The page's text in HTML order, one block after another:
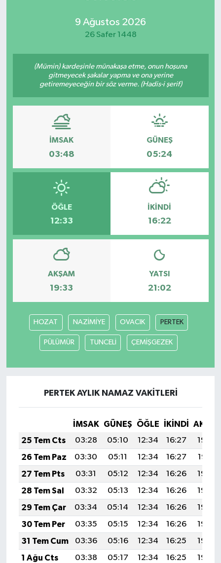
9 Ağustos 2026
26 Safer 1448
(Mümin) kardeşinle münakaşa etme, onun hoşuna
gitmeyecek şakalar yapma ve ona yerine
getiremeyeceğin bir söz verme. (Hadis-i şerif)
İMSAK
03:48
GÜNEŞ
05:24
ÖĞLE
12:33
İKINDI
16:22
AKŞAM
19:33
YATSI
21:02
HOZAT NAZİMİYE OVACIK PERTEK
PÜLÜMÜR TUNCELİ ÇEMİŞGEZEK
PERTEK AYLIK NAMAZ VAKITLERI
İMSAK GÜNEŞ ÖĞLE İKINDI
25 Tem Cts
03:28 05:10 12:34 16:27
19:48
26 Tem Paz
03:30 05:11 12:34 16:27
19:47
27 Tem Pts
03:31 05:12 12:34 16:26
19:46
28 Tem Sal
03:32 05:13 12:34 16:26
19:46
29 Tem Çar
03:34 05:14 12:34 16:26
19:45
30 Tem Per
03:35 05:15 12:34 16:26
19:44
31 Tem Cum
03:36 05:16 12:34 16:25
19:43
1 Ağu Cts
03:38 05:17 12:34 16:25
19:42
Yaşam